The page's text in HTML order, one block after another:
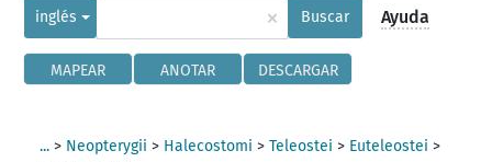
inglés × Buscar Ayuda
MAPEAR ANOTAR DESCARGAR
... > Neopterygii > Halecostomi >Teleostei > Euteleostei >